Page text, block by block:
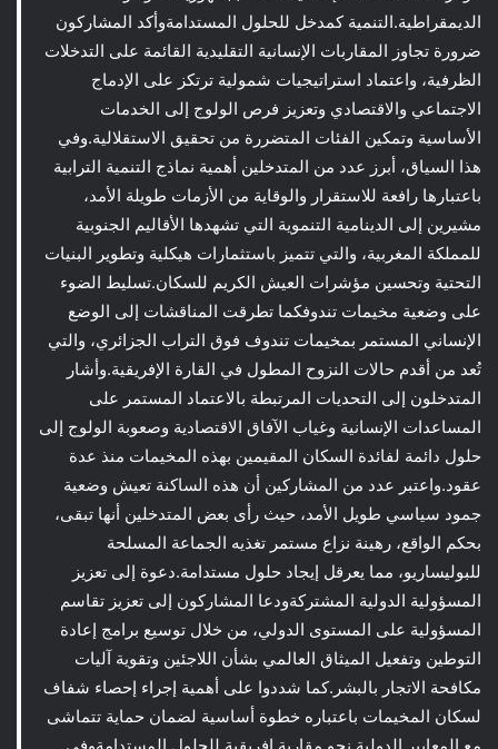
الديمقراطية.التنمية كمدخل للحلول المستدامةوأكد المشاركون
ضرورة تجاوز المقاربات الإنسانية التقليدية القائمة على التدخلات
الظرفية، واعتماد استراتيجيات شمولية ترتكز على الإدماج
الاجتماعي والاقتصادي وتعزيز فرص الولوج إلى الخدمات
الأساسية وتمكين الفئات المتضررة من تحقيق الاستقلالية.وفي
هذا السياق، أبرز عدد من المتدخلين أهمية نماذج التنمية الترابية
باعتبارها رافعة للاستقرار والوقاية من الأزمات طويلة الأمد،
مشيرين إلى الدينامية التنموية التي تشهدها الأقاليم الجنوبية
للمملكة المغربية، والتي تتميز باستثمارات هيكلية وتطوير البنيات
التحتية وتحسين مؤشرات العيش الكريم للسكان.تسليط الضوء
على وضعية مخيمات تندوفكما تطرقت المناقشات إلى الوضع
الإنساني المستمر بمخيمات تندوف فوق التراب الجزائري، والتي
تُعد من أقدم حالات النزوح المطول في القارة الإفريقية.وأشار
المتدخلون إلى التحديات المرتبطة بالاعتماد المستمر على
المساعدات الإنسانية وغياب الآفاق الاقتصادية وصعوبة الولوج إلى
حلول دائمة لفائدة السكان المقيمين بهذه المخيمات منذ عدة
عقود.واعتبر عدد من المشاركين أن هذه الساكنة تعيش وضعية
جمود سياسي طويل الأمد، حيث رأى بعض المتدخلين أنها تبقى،
بحكم الواقع، رهينة نزاع مستمر تغذيه الجماعة المسلحة
للبوليساريو، مما يعرقل إيجاد حلول مستدامة.دعوة إلى تعزيز
المسؤولية الدولية المشتركةودعا المشاركون إلى تعزيز تقاسم
المسؤولية على المستوى الدولي، من خلال توسيع برامج إعادة
التوطين وتفعيل الميثاق العالمي بشأن اللاجئين وتقوية آليات
مكافحة الاتجار بالبشر.كما شددوا على أهمية إجراء إحصاء شفاف
لسكان المخيمات باعتباره خطوة أساسية لضمان حماية تتماشى